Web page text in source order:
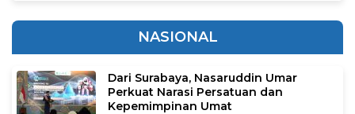
NASIONAL
Dari Surabaya, Nasaruddin Umar
Perkuat Narasi Persatuan dan
Kepemimpinan Umat